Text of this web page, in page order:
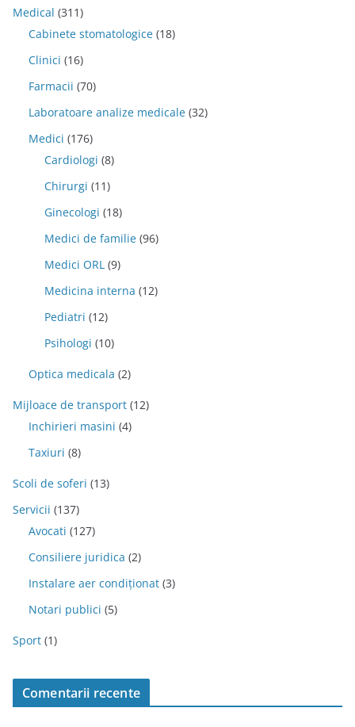
Medical (311)
Cabinete stomatologice (18)
Clinici (16)
Farmacii (70)
Laboratoare analize medicale (32)
Medici (176)
Cardiologi (8)
Chirurgi (11)
Ginecologi (18)
Medici de familie (96)
Medici ORL (9)
Medicina interna (12)
Pediatri (12)
Psihologi (10)
Optica medicala (2)
Mijloace de transport (12)
Inchirieri masini (4)
Taxiuri (8)
Scoli de soferi (13)
Servicii (137)
Avocati (127)
Consiliere juridica (2)
Instalare aer condiționat (3)
Notari publici (5)
Sport (1)
Comentarii recente